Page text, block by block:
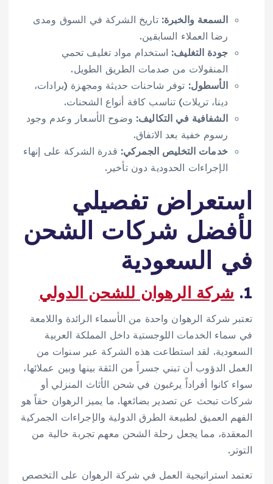
السمعة والخبرة: تاريخ الشركة في السوق ومدى
رضا العملاء السابقين.
جودة التغليف: استخدام مواد تغليف تحمي
المنقولات من صدمات الطريق الطويل.
الأسطول: توفر شاحنات حديثة ومجهزة (برادات،
دينا، تريلات) تناسب كافة أنواع الشحنات.
الشفافية في التكاليف: وضوح الأسعار وعدم وجود
رسوم خفية بعد الاتفاق.
خدمات التخليص الجمركي: قدرة الشركة على إنهاء
الإجراءات الحدودية دون تأخير.
استعراض تفصيلي
لأفضل شركات الشحن
في السعودية
1. شركة الرهوان للشحن الدولي
تعتبر شركة الرهوان واحدة من الأسماء الرائدة واللامعة
في سماء الخدمات اللوجستية داخل المملكة العربية
السعودية. لقد استطاعت هذه الشركة عبر سنوات من
العمل الدؤوب أن تبني جسراً من الثقة بينها وبين عملائها،
سواء كانوا أفراداً يرغبون في شحن الأثاث المنزلي أو
شركات تبحث عن تصدير بضائعها. ما يميز الرهوان حقاً هو
الفهم العميق لطبيعة الطرق الدولية والإجراءات الجمركية
المعقدة، مما يجعل رحلة الشحن معهم تجربة خالية من
التوتر.
تعتمد استراتيجية العمل في شركة الرهوان على التخصص